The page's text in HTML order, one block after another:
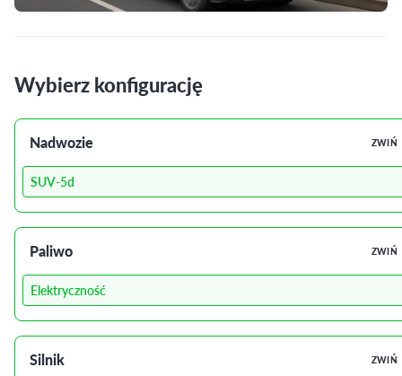
Wybierz konfigurację
Nadwozie ZWIŃ
SUV-5d
Paliwo ZWIŃ
Elektryczność
Silnik ZWIŃ